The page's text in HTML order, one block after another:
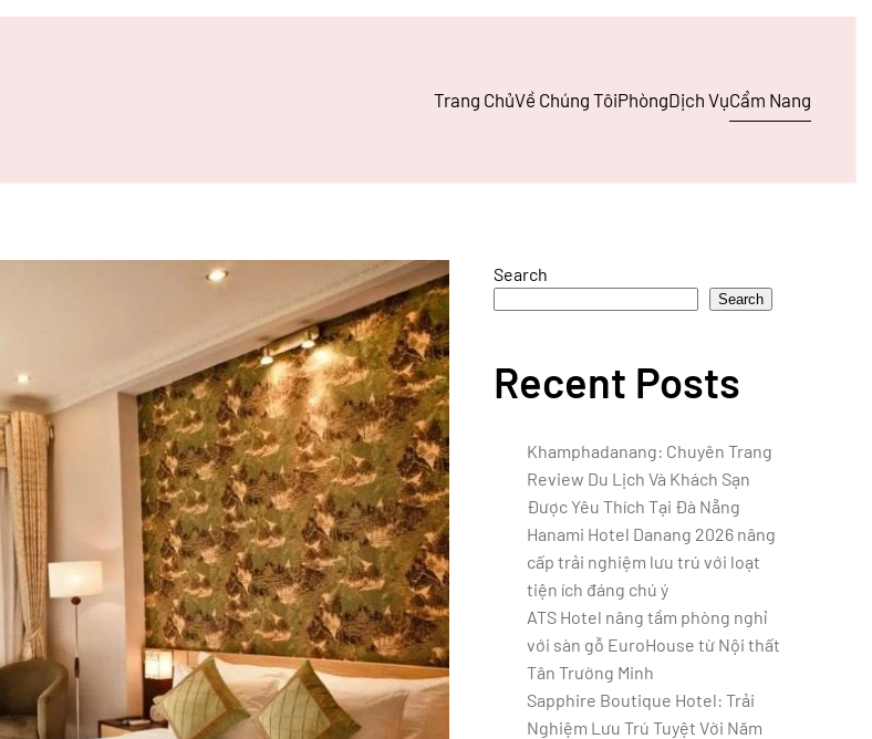
Trang ChủVề Chúng TôiPhòngDịch VụCẩm Nang
Search
Search
Recent Posts
Khamphadanang: Chuyên Trang
Review Du Lịch Và Khách Sạn
Được Yêu Thích Tại Đà Nẵng
Hanami Hotel Danang 2026 nâng
cấp trải nghiệm lưu trú với loạt
tiện ích đáng chú ý
ATS Hotel nâng tầm phòng nghỉ
với sàn gỗ EuroHouse từ Nội thất
Tân Trường Minh
Sapphire Boutique Hotel: Trải
Nghiệm Lưu Trú Tuyệt Vời Năm